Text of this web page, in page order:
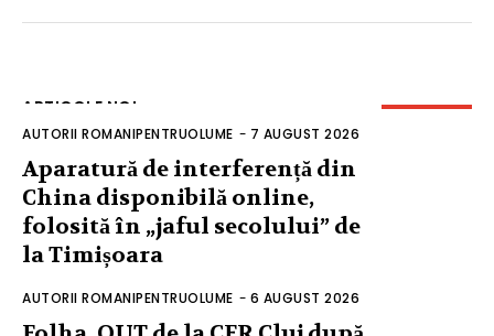
ARTICOLE NOI
AUTORII ROMANIPENTRUOLUME - 7 AUGUST 2026
Aparatură de interferență din
China disponibilă online,
folosită în „jaful secolului” de
la Timișoara
AUTORII ROMANIPENTRUOLUME - 6 AUGUST 2026